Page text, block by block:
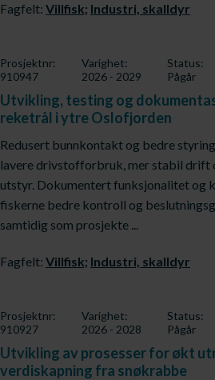
Fagfelt: Villfisk; Industri, skalldyr
Prosjektnr:
910947
Varighet:
2026 - 2029
Status:
Pågår
Utvikling, testing og
reketrål i ytre Oslofjorden
Redusert bunnkontakt og bedre
lavere drivstofforbruk, mer stabil drift
utstyr. Dokumentert funksjonalitet og
fiskerne bedre kontroll og
samtidig som prosjekte ...
Fagfelt: Villfisk; Industri, skalldyr
Prosjektnr:
910927
Varighet:
2026 - 2028
Status:
Pågår
Utvikling av prosesser for økt
verdiskapning fra snøkrabbe